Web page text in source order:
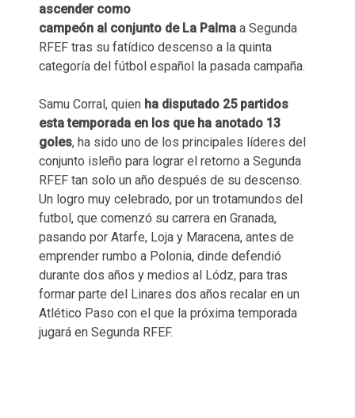
ascender como
campeón al conjunto de La Palma a Segunda
RFEF tras su fatídico descenso a la quinta
categoría del fútbol español la pasada campaña.
Samu Corral, quien ha disputado 25 partidos
esta temporada en los que ha anotado 13
goles, ha sido uno de los principales líderes del
conjunto isleño para lograr el retorno a Segunda
RFEF tan solo un año después de su descenso.
Un logro muy celebrado, por un trotamundos del
futbol, que comenzó su carrera en Granada,
pasando por Atarfe, Loja y Maracena, antes de
emprender rumbo a Polonia, dinde defendió
durante dos años y medios al Lódz, para tras
formar parte del Linares dos años recalar en un
Atlético Paso con el que la próxima temporada
jugará en Segunda RFEF.